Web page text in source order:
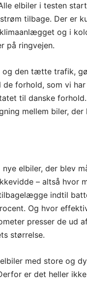
elbiler i testen
tilbage. Der er
og i
på ringvejen.
og den tætte trafik,
de forhold, som vi
til danske
mellem biler,
elbiler, der blev
– altså hvor
indtil
Og hvor
presser de ud
størrelse.
med store og
er det heller ikke